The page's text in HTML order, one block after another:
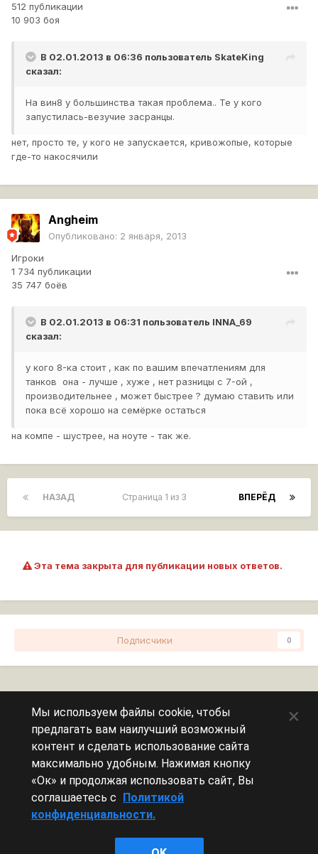
512 публикации
10 903 боя
В 02.01.2013 в 06:36 пользователь SkateKing
сказал:
На вин8 у большинства такая проблема.. Те у кого
запустилась-везучие засранцы.
нет, просто те, у кого не запускается, кривожопые, которые
где-то накосячили
Angheim
Опубликовано: 2 января, 2013
Игроки
1 734 публикации
35 747 боёв
В 02.01.2013 в 06:31 пользователь INNA_69
сказал:
у кого 8-ка стоит , как по вашим впечатлениям для
танков она - лучше , хуже , нет разницы с 7-ой ,
производительнее , может быстрее ? думаю ставить или
пока всё хорошо на семёрке остаться
на компе - шустрее, на ноуте - так же.
НАЗАД ВПЕРЁД
Страница 1 из 3
Эта тема закрыта для публикации новых ответов.
Подписчики 0
Сейчас на странице
Эту страницу никто не просматривает.
Леста Игры
Мы используем файлы cookie, чтобы
предлагать вам наилучший возможный
контент и сделать использование сайта
максимально удобным. Нажимая кнопку
«Ок» и продолжая использовать сайт, Вы
соглашаетесь с Политикой
конфиденциальности.
×